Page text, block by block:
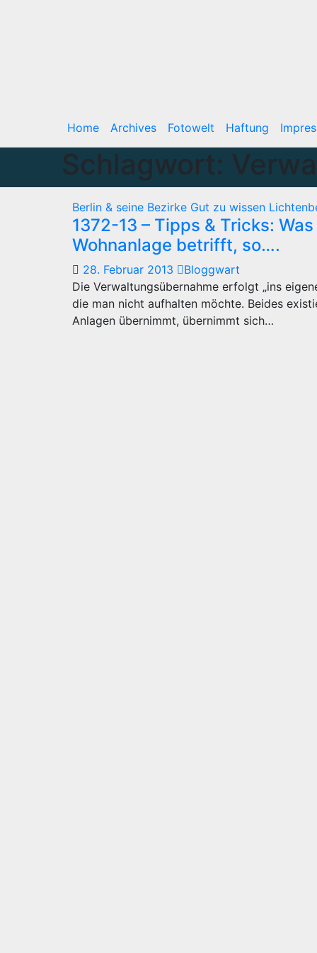
Home Archives Fotowelt Haftung
Schlagwort:
Berlin & seine Bezirke Gut zu wissen
1372-13 – Tipps & Tricks:
Wohnanlage betrifft, so….
28. Februar 2013
Bloggwart
Die Verwaltungsübernahme erfolgt „ins
die man nicht aufhalten möchte. Beides
Anlagen übernimmt, übernimmt sich…